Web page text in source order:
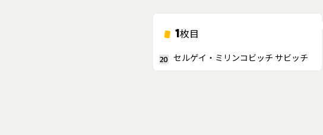
1枚目
20 セルゲイ・ミリンコビッチ サビッチ